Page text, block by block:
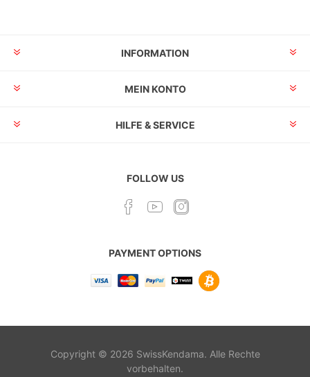
INFORMATION
MEIN KONTO
HILFE & SERVICE
FOLLOW US
PAYMENT OPTIONS
Copyright © 2026 SwissKendama. Alle Rechte
vorbehalten.